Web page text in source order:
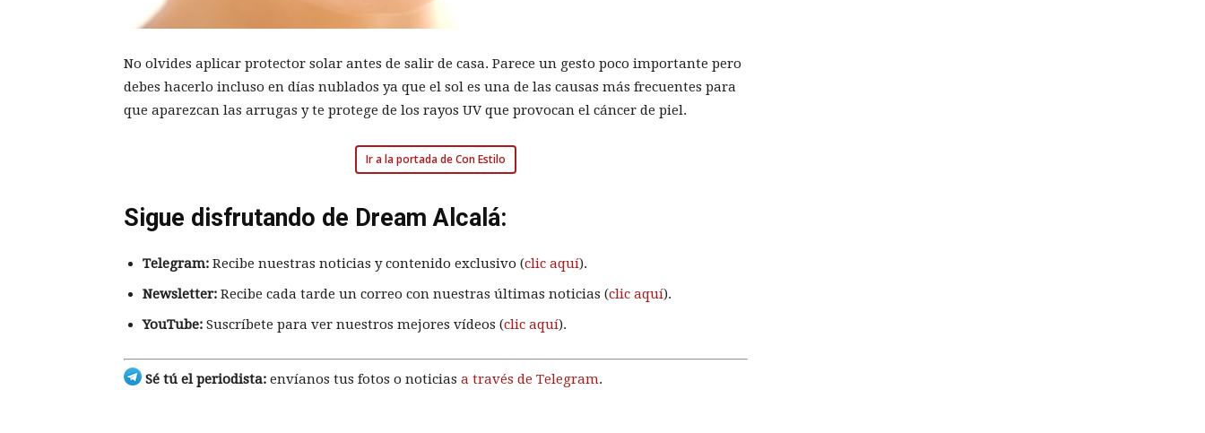
No olvides aplicar protector solar antes de salir de casa. Parece un gesto poco importante pero
debes hacerlo incluso en días nublados ya que el sol es una de las causas más frecuentes para
que aparezcan las arrugas y te protege de los rayos UV que provocan el cáncer de piel.
Ir a la portada de Con Estilo
Sigue disfrutando de Dream Alcalá:
Telegram: Recibe nuestras noticias y contenido exclusivo (clic aquí).
Newsletter: Recibe cada tarde un correo con nuestras últimas noticias (clic aquí).
YouTube: Suscríbete para ver nuestros mejores vídeos (clic aquí).
Sé tú el periodista: envíanos tus fotos o noticias a través de Telegram.